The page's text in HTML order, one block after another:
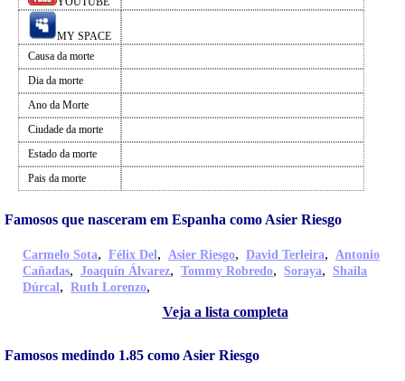
MY SPACE
Causa da morte
Dia da morte
Ano da Morte
Ciudade da morte
Estado da morte
Pais da morte
Famosos que nasceram em Espanha como Asier Riesgo
Carmelo Sota, Félix Del, Asier Riesgo, David Terleira, Antonio
Cañadas, Joaquín Álvarez, Tommy Robredo, Soraya, Shaila
Dúrcal, Ruth Lorenzo,
Veja a lista completa
Famosos medindo 1.85 como Asier Riesgo